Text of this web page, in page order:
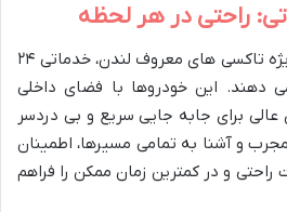
راحتی در هر لحظه
تاکسی های تشریفاتی، به ویژه تاکسی های معروف لندن، خدماتی ۲۴
دهند. این خودروها با فضای داخلی
عالی برای جابه جایی سریع و بی دردسر
و آشنا به تمامی مسیرها، اطمینان
و در کمترین زمان ممکن را فراهم